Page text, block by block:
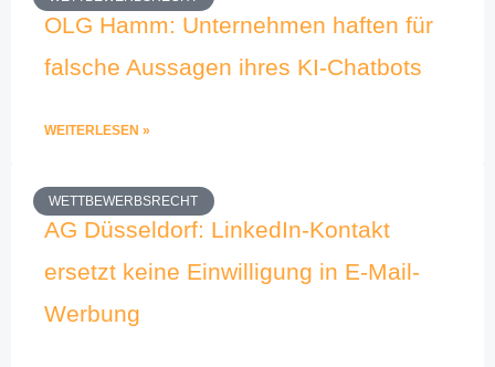
OLG Hamm: Unternehmen haften für
falsche Aussagen ihres KI-Chatbots
WEITERLESEN »
WETTBEWERBSRECHT
AG Düsseldorf: LinkedIn-Kontakt
ersetzt keine Einwilligung in E-Mail-
Werbung